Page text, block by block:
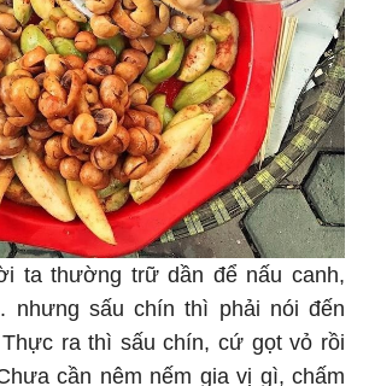
ta thường trữ dần để nấu canh,
nhưng sấu chín thì phải nói đến
ra thì sấu chín, cứ gọt vỏ rồi
cần nêm nếm gia vị gì, chấm